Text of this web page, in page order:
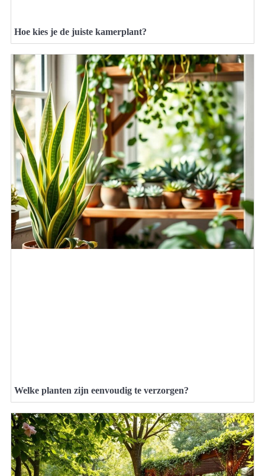
Hoe kies je de juiste kamerplant?
Welke planten zijn eenvoudig te verzorgen?